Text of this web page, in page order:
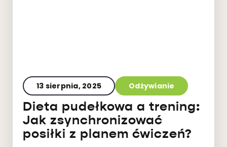
13 sierpnia, 2025 Odżywianie
Dieta pudełkowa a trening:
Jak zsynchronizować
posiłki z planem ćwiczeń?